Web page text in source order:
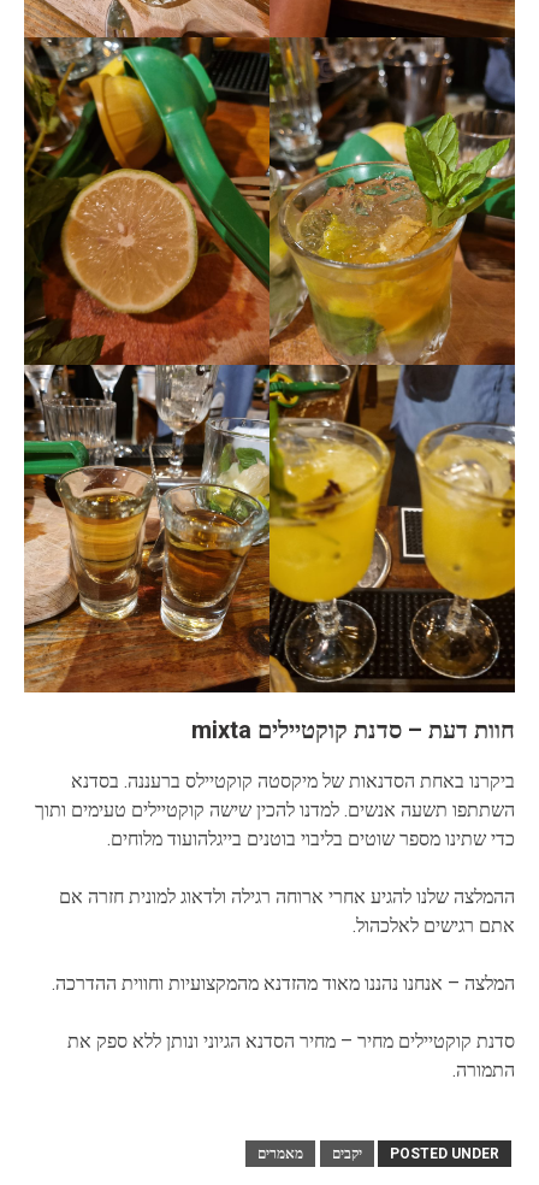
חוות דעת – סדנת קוקטיילים mixta
ביקרנו באחת הסדנאות של מיקסטה קוקטיילס ברעננה. בסדנא
השתתפו תשעה אנשים. למדנו להכין שישה קוקטיילים טעימים ותוך
כדי שתינו מספר שוטים בליבוי בוטנים בייגלהועוד מלוחים.
ההמלצה שלנו להגיע אחרי ארוחה רגילה ולדאוג למונית חזרה אם
אתם רגישים לאלכהול.
המלצה – אנחנו נהננו מאוד מהזדנא מהמקצועיות וחווית ההדרכה.
סדנת קוקטיילים מחיר – מחיר הסדנא הגיוני ונותן ללא ספק את
התמורה.
POSTED UNDER יקבים מאמרים